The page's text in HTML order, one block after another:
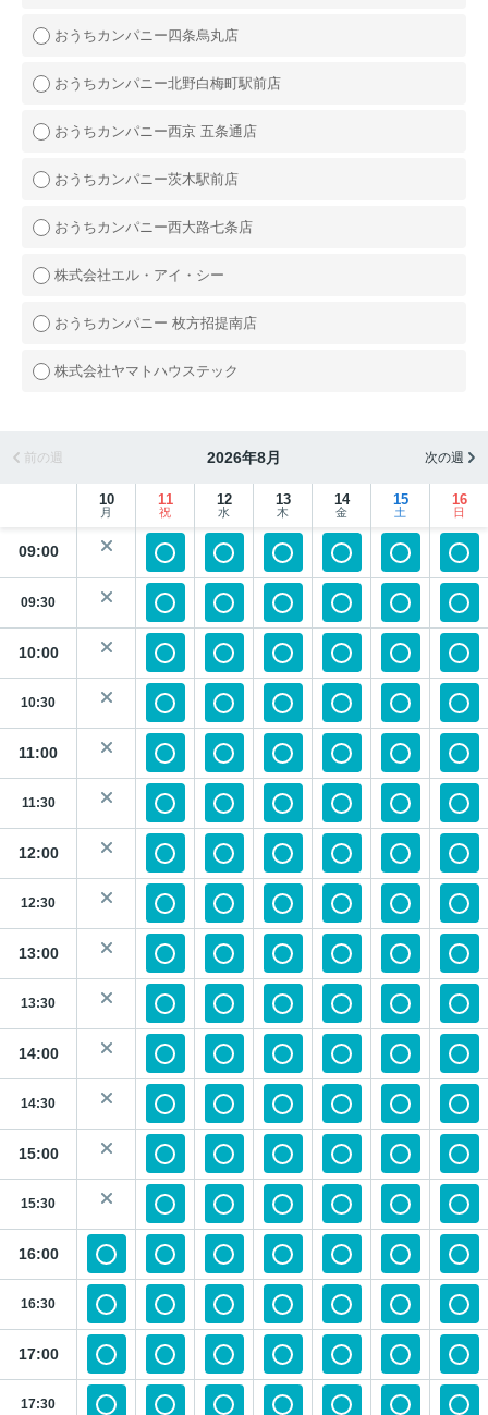
おうちカンパニー四条烏丸店
おうちカンパニー北野白梅町駅前店
おうちカンパニー西京 五条通店
おうちカンパニー茨木駅前店
おうちカンパニー西大路七条店
株式会社エル・アイ・シー
おうちカンパニー 枚方招提南店
株式会社ヤマトハウステック
前の週 2026年8月 次の週
10
月
11
祝
12
水
13
木
14
金
15
土
16
日
09:00
09:30
10:00
10:30
11:00
11:30
12:00
12:30
13:00
13:30
14:00
14:30
15:00
15:30
16:00
16:30
17:00
17:30